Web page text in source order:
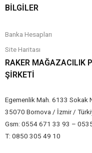
BİLGİLER
Banka Hesapları
Site Haritası
RAKER MAĞAZACILIK
ŞIRKETI
Egemenlik Mah. 6133 Sokak
35070 Bornova / İzmir /
Gsm: 0554 671 33 93 –
T: 0850 305 49 10